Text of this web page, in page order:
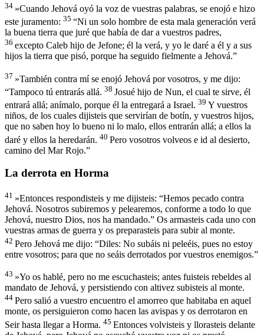
34 »Cuando Jehová oyó la voz de vuestras palabras, se enojó e hizo
este juramento: 35 “Ni un solo hombre de esta mala generación verá
la buena tierra que juré que había de dar a vuestros padres,
36 excepto Caleb hijo de Jefone; él la verá, y yo le daré a él y a sus
hijos la tierra que pisó, porque ha seguido fielmente a Jehová.”
37 »También contra mí se enojó Jehová por vosotros, y me dijo:
“Tampoco tú entrarás allá. 38 Josué hijo de Nun, el cual te sirve, él
entrará allá; anímalo, porque él la entregará a Israel. 39 Y vuestros
niños, de los cuales dijisteis que servirían de botín, y vuestros hijos,
que no saben hoy lo bueno ni lo malo, ellos entrarán allá; a ellos la
daré y ellos la heredarán. 40 Pero vosotros volveos e id al desierto,
camino del Mar Rojo.”
La derrota en Horma
41 »Entonces respondisteis y me dijisteis: “Hemos pecado contra
Jehová. Nosotros subiremos y pelearemos, conforme a todo lo que
Jehová, nuestro Dios, nos ha mandado.” Os armasteis cada uno con
vuestras armas de guerra y os preparasteis para subir al monte.
42 Pero Jehová me dijo: “Diles: No subáis ni peleéis, pues no estoy
entre vosotros; para que no seáis derrotados por vuestros enemigos.”
43 »Yo os hablé, pero no me escuchasteis; antes fuisteis rebeldes al
mandato de Jehová, y persistiendo con altivez subisteis al monte.
44 Pero salió a vuestro encuentro el amorreo que habitaba en aquel
monte, os persiguieron como hacen las avispas y os derrotaron en
Seir hasta llegar a Horma. 45 Entonces volvisteis y llorasteis delante